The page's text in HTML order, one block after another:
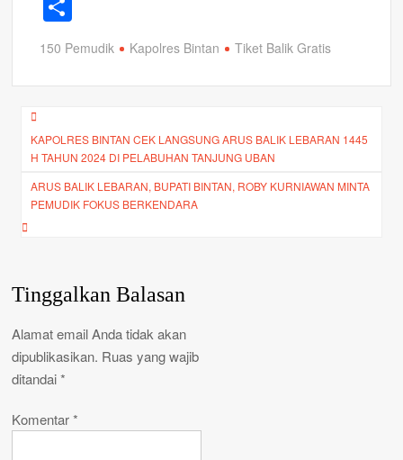
at
s
A
p
c
e
b
o
k
tt
er
ail ail e
gr
a
p
y
Li
k
h
ar
e
150 Pemudik Kapolres Bintan Tiket Balik Gratis
Navigasi
pos
KAPOLRES BINTAN CEK LANGSUNG ARUS BALIK LEBARAN 1445
H TAHUN 2024 DI PELABUHAN TANJUNG UBAN
ARUS BALIK LEBARAN, BUPATI BINTAN, ROBY KURNIAWAN MINTA
PEMUDIK FOKUS BERKENDARA
Tinggalkan Balasan
Alamat email Anda tidak akan
dipublikasikan. Ruas yang wajib
ditandai*
Komentar*